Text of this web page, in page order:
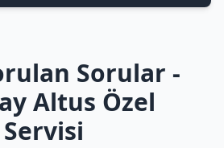
Sorular -
Altus Özel
Servisi